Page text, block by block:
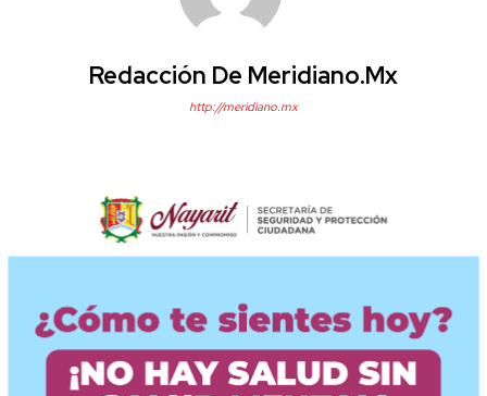
Redacción De Meridiano.mx
http://meridiano.mx